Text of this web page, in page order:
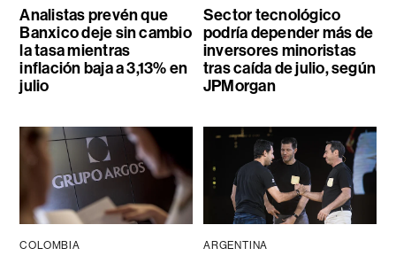
Analistas prevén que
Banxico deje sin cambio
la tasa mientras
inflación baja a 3,13% en
julio
Sector tecnológico
podría depender más de
inversores minoristas
tras caída de julio, según
JPMorgan
COLOMBIA ARGENTINA